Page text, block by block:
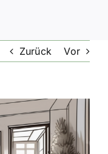
Zurück Vor